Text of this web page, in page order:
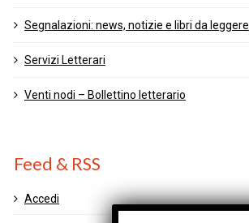
Segnalazioni: news, notizie e libri da leggere
Servizi Letterari
Venti nodi – Bollettino letterario
Feed & RSS
Accedi